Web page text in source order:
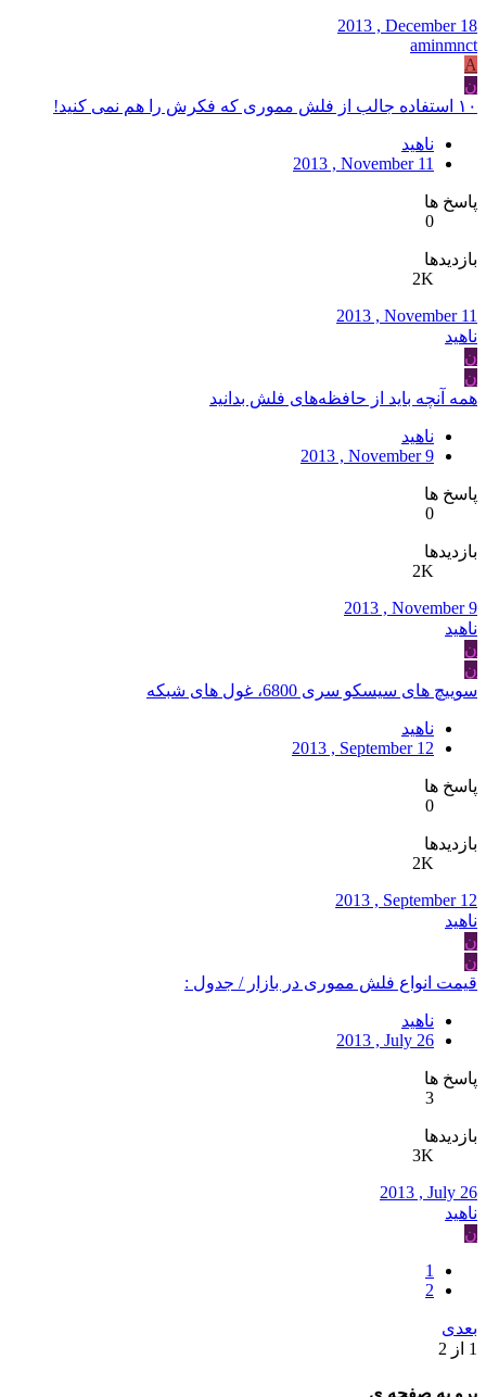
2013 , December 18
aminmnct
A
ن
۱۰ استفاده جالب از فلش مموری که فکرش را هم نمی کنید!
ناهید
2013 , November 11
پاسخ ها
0
بازدیدها
2K
2013 , November 11
ناهید
ن
ن
همه آنچه باید از حافظه‌های فلش بدانید
ناهید
2013 , November 9
پاسخ ها
0
بازدیدها
2K
2013 , November 9
ناهید
ن
ن
سوییچ های سیسکو سری 6800، غول های شبکه
ناهید
2013 , September 12
پاسخ ها
0
بازدیدها
2K
2013 , September 12
ناهید
ن
ن
قیمت انواع فلش مموری در بازار / جدول :
ناهید
2013 , July 26
پاسخ ها
3
بازدیدها
3K
2013 , July 26
ناهید
ن
1
2
بعدی
1 از 2
برو به صفحه ی